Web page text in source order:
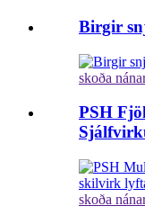
Birgir
skoða
PSH
skoða